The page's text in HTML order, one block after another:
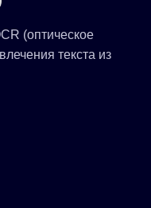
(оптическое
текста из